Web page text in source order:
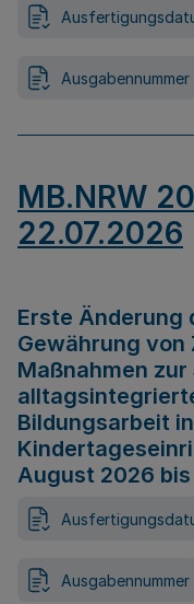
Ausgabennummer
MB.NRW
22.07.2026
Erste Änderung
Gewährung
Maßnahmen
Bildungsarbeit in
August 2026
Ausgabennummer